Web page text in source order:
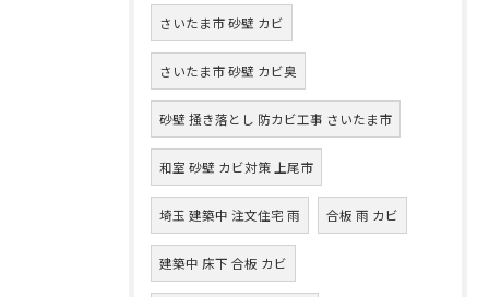
さいたま市 砂壁 カビ
さいたま市 砂壁 カビ臭
砂壁 掻き落とし 防カビ工事 さいたま市
和室 砂壁 カビ対策 上尾市
埼玉 建築中 注文住宅 雨 合板 雨 カビ
建築中 床下 合板 カビ